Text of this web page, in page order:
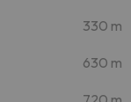
330 m
630 m